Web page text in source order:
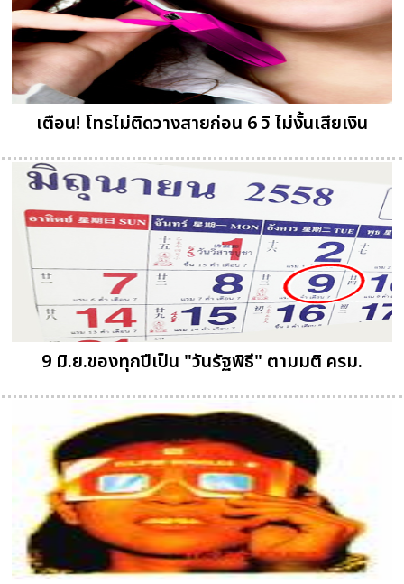
เตือน! โทรไม่ติดวางสายก่อน 6 วิ ไม่งั้นเสียเงิน
9 มิ.ย.ของทุกปีเป็น "วันรัฐพิธี" ตามมติ ครม.